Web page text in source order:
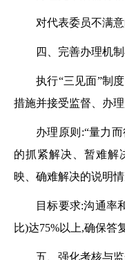
对代表委员不满
四、完善办理机
执行“三见面”制
措施并接受监督、办
办理原则:“量力
的抓紧解决、暂难解
映、确难解决的说明情
目标要求:沟通率
比)达75%以上,确保答
五、强化考核与